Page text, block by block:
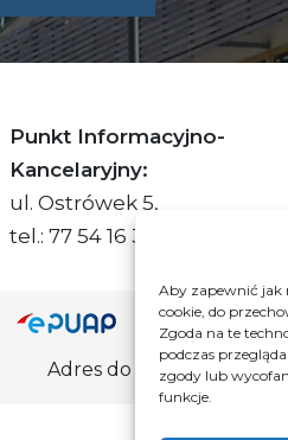
Aby zapewnić jak
cookie, do
Zgoda na te
podczas
zgody lub
funkcje.
Punkt Informacyjno-
Kancelaryjny:
ul. Ostrówek 5,
tel.: 77 54 16 332
Adres
Urzędu: